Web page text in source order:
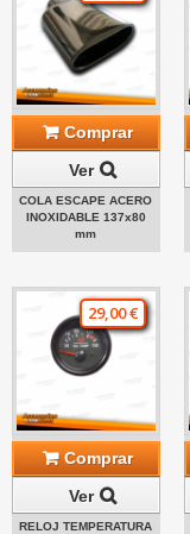
Comprar
Ver
COLA ESCAPE ACERO
INOXIDABLE 137x80
mm
29,00 €
Comprar
Ver
RELOJ TEMPERATURA